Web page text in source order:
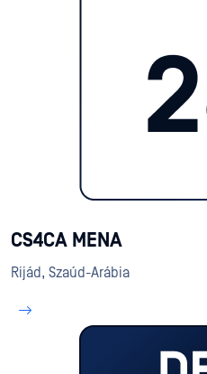
CS4CA MENA
Rijád, Szaúd-Arábia